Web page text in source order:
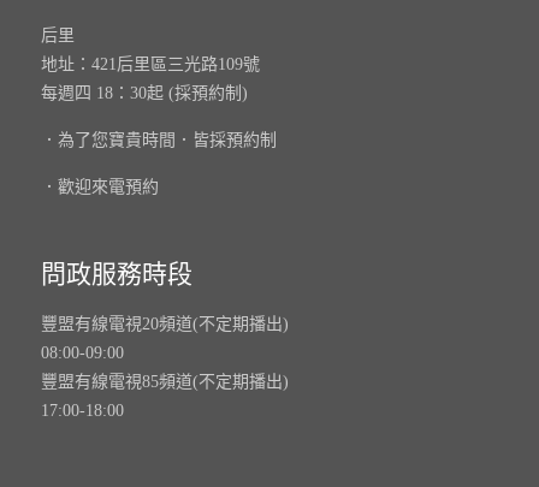
后里
地址：421后里區三光路109號
每週四 18：30起 (採預約制)
．為了您寶貴時間．皆採預約制
．歡迎來電預約
問政服務時段
豐盟有線電視20頻道(不定期播出)
08:00-09:00
豐盟有線電視85頻道(不定期播出)
17:00-18:00